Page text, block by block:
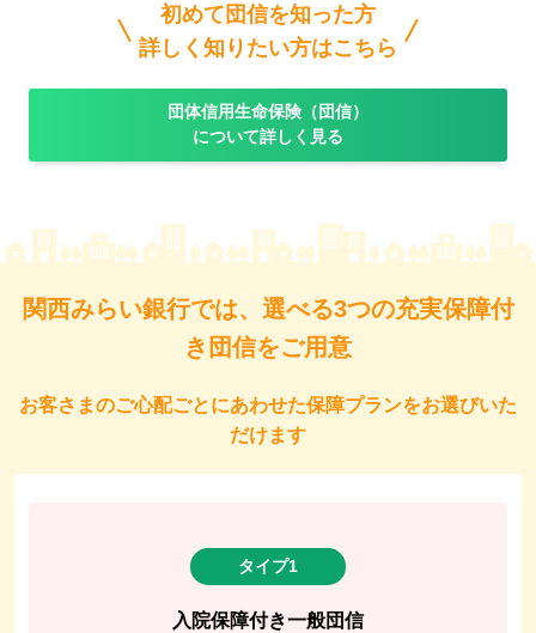
初めて団信を知った方
詳しく知りたい方はこちら
団体信用生命保険（団信）
について詳しく見る
関西みらい銀行では、選べる3つの充実保障付
き団信をご用意
お客さまのご心配ごとにあわせた保障プランをお選びいた
だけます
タイプ1
入院保障付き一般団信